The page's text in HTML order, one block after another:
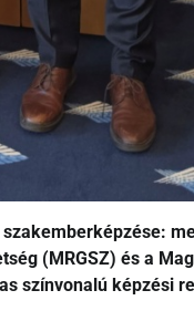
(MRGSZ) és a
színvonalú képzési